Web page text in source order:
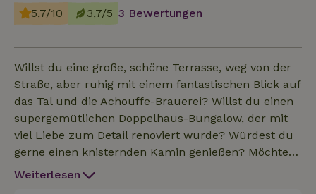
5,7/10 3,7/5 3 Bewertungen
Willst du eine große, schöne Terrasse, weg von der
Straße, aber ruhig mit einem fantastischen Blick auf
das Tal und die Achouffe-Brauerei? Willst du einen
supergemütlichen Doppelhaus-Bungalow, der mit
viel Liebe zum Detail renoviert wurde? Würdest du
gerne einen knisternden Kamin genießen? Möchtest
du in Gehweite (150 m) zu den gemütlichen
Weiterlesen